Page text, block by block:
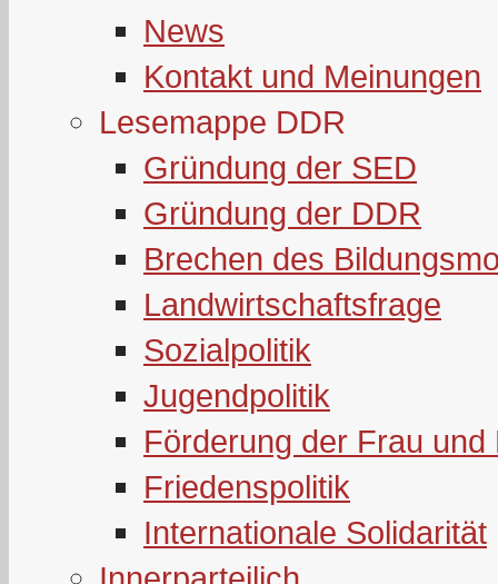
News
Kontakt und Meinungen
Lesemappe DDR
Gründung der SED
Gründung der DDR
Brechen des
Landwirtschaftsfrage
Sozialpolitik
Jugendpolitik
Förderung der Frau und
Friedenspolitik
Internationale Solidarität